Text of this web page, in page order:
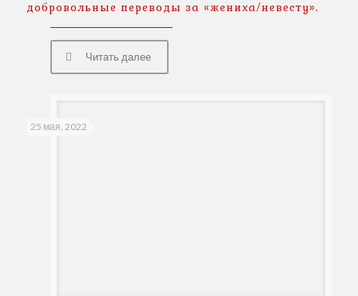
добровольные переводы за «жениха/невесту».
Читать далее
25 мая, 2022